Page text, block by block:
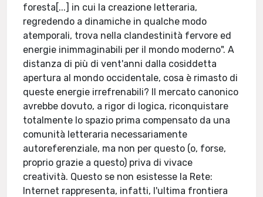
foresta[...] in cui la creazione letteraria,
regredendo a dinamiche in qualche modo
atemporali, trova nella clandestinità fervore ed
energie inimmaginabili per il mondo moderno". A
distanza di più di vent'anni dalla cosiddetta
apertura al mondo occidentale, cosa è rimasto di
queste energie irrefrenabili? Il mercato canonico
avrebbe dovuto, a rigor di logica, riconquistare
totalmente lo spazio prima compensato da una
comunità letteraria necessariamente
autoreferenziale, ma non per questo (o, forse,
proprio grazie a questo) priva di vivace
creatività. Questo se non esistesse la Rete:
Internet rappresenta, infatti, l'ultima frontiera